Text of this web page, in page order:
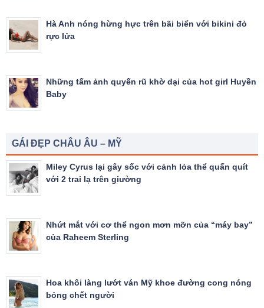
Hà Anh nóng hừng hực trên bãi biển với bikini đỏ
rực lửa
Những tấm ảnh quyến rũ khờ dại của hot girl Huyền
Baby
GÁI ĐẸP CHÂU ÂU – MỸ
Miley Cyrus lại gây sốc với cảnh lỏa thể quấn quít
với 2 trai lạ trên giường
Nhứt mắt với cơ thể ngon mơn mỡn của “máy bay”
của Raheem Sterling
Hoa khôi làng lướt ván Mỹ khoe đường cong nóng
bỏng chết người